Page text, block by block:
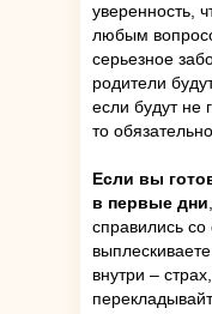
уверенность,
любым
серьезное
родители
если будут не
то
Если вы
в первые дни
справились
внутри –